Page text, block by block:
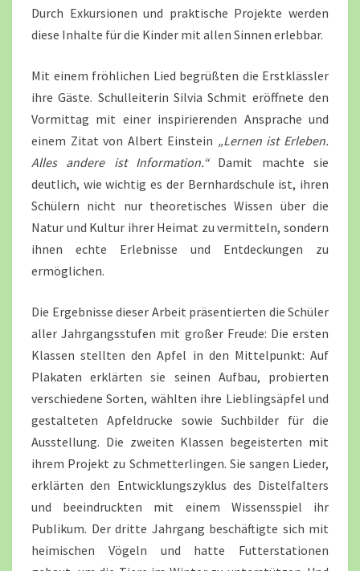
Durch Exkursionen und praktische Projekte werden
diese Inhalte für die Kinder mit allen Sinnen erlebbar.
Mit einem fröhlichen Lied begrüßten die Erstklässler
ihre Gäste. Schulleiterin Silvia Schmit eröffnete den
Vormittag mit einer inspirierenden Ansprache und
einem Zitat von Albert Einstein „Lernen ist Erleben.
Alles andere ist Information.“Damit machte sie
deutlich, wie wichtig es der Bernhardschule ist, ihren
Schülern nicht nur theoretisches Wissen über die
Natur und Kultur ihrer Heimat zu vermitteln, sondern
ihnen echte Erlebnisse und Entdeckungen zu
ermöglichen.
Die Ergebnisse dieser Arbeit präsentierten die Schüler
aller Jahrgangsstufen mit großer Freude: Die ersten
Klassen stellten den Apfel in den Mittelpunkt: Auf
Plakaten erklärten sie seinen Aufbau, probierten
verschiedene Sorten, wählten ihre Lieblingsäpfel und
gestalteten Apfeldrucke sowie Suchbilder für die
Ausstellung. Die zweiten Klassen begeisterten mit
ihrem Projekt zu Schmetterlingen. Sie sangen Lieder,
erklärten den Entwicklungszyklus des Distelfalters
und beeindruckten mit einem Wissensspiel ihr
Publikum. Der dritte Jahrgang beschäftigte sich mit
heimischen Vögeln und hatte Futterstationen